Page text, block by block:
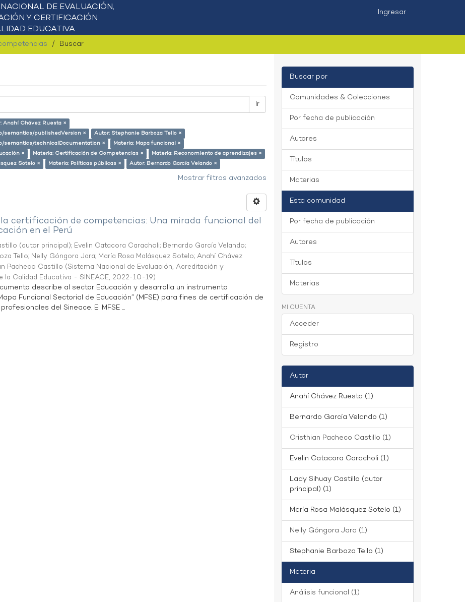
Ingresar
Buscar
Ir
Anahí Chávez Ruesta ×
semantics/publishedVersion ×
Autor: Stephanie Barboza Tello ×
semantics/technicalDocumentation ×
Materia: Mapa funcional ×
× Materia: Certificación de Competencias ×
Materia: Reconomiento de aprendizajes ×
Sotelo × Materia: Políticas públicas × Autor: Bernardo García Velando ×
Mostrar filtros avanzados
certificación de competencias: Una mirada funcional del
en el Perú
(autor principal); Evelin Catacora Caracholi; Bernardo García Velando;
Tello; Nelly Góngora Jara; María Rosa Malásquez Sotelo;Anahí Chávez
Pacheco Castillo (Sistema Nacional de Evaluación, Acreditación y
la Calidad Educativa - SINEACE, 2022-10-19)
describe al sector Educación y desarrolla un instrumento
Funcional Sectorial de Educación” (MFSE) para fines de certificación de
del Sineace. El MFSE ...
Buscar por
Comunidades & Colecciones
Por fecha de publicación
Autores
Títulos
Materias
Esta comunidad
Por fecha de publicación
Autores
Títulos
Materias
MI CUENTA
Acceder
Registro
Autor
Anahí Chávez Ruesta (1)
Bernardo García Velando (1)
Cristhian Pacheco Castillo (1)
Evelin Catacora Caracholi (1)
Lady Sihuay Castillo (autor
principal) (1)
María Rosa Malásquez Sotelo (1)
Nelly Góngora Jara (1)
Stephanie Barboza Tello (1)
Materia
Análisis funcional (1)